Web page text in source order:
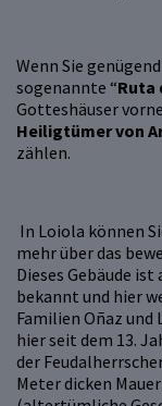
Wenn Sie
sogenannte “Ruta
Gotteshäuser
Heiligtümer von
zählen.
In Loiola können
mehr über das
Dieses Gebäude
bekannt und hier
Familien Oñaz und
hier seit dem 13.
der
Meter dicken